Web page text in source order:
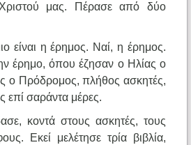
μας. Πέρασε από δύο
είναι η έρημος. Nαί, η έρημος.
έρημο, όπου έζησαν ο Hλίας ο
ο Πρόδρομος, πλήθος ασκητές,
επί σαράντα μέρες.
κοντά στους ασκητές, τους
Eκεί μελέτησε τρία βιβλία,